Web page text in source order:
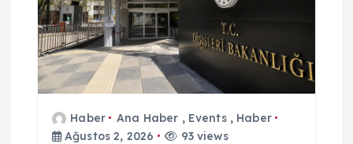
Haber Ana Haber , Events, Haber
Ağustos 2, 2026
93 views